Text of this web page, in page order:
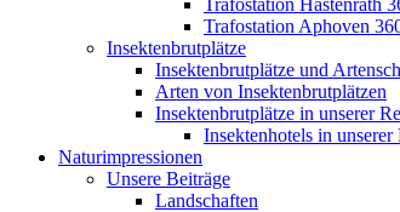
Trafostation Hastenrath
Trafostation Aphoven
Insektenbrutplätze
Insektenbrutplätze und
Arten von Insektenbrutplätzen
Insektenbrutplätze in unserer
Insektenhotels in unserer
Naturimpressionen
Unsere Beiträge
Landschaften